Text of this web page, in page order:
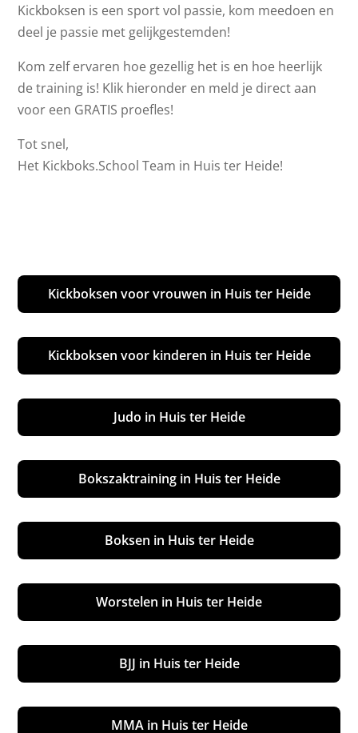
Kickboksen is een sport vol passie, kom meedoen en
deel je passie met gelijkgestemden!
Kom zelf ervaren hoe gezellig het is en hoe heerlijk
de training is! Klik hieronder en meld je direct aan
voor een GRATIS proefles!
Tot snel,
Het Kickboks.School Team in Huis ter Heide!
Kickboksen voor vrouwen in Huis ter Heide
Kickboksen voor kinderen in Huis ter Heide
Judo in Huis ter Heide
Bokszaktraining in Huis ter Heide
Boksen in Huis ter Heide
Worstelen in Huis ter Heide
BJJ in Huis ter Heide
MMA in Huis ter Heide